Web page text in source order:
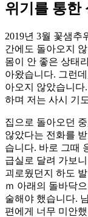
위기를 통한
2019년 3월 꽃샘추
간에도 돌아오지
몸이 안 좋은 상태
아왔습니다. 그런
아오지 않았습니다
하며 저는 사시 기
집으로 돌아오던
않았다는 전화를
습니다. 바로 그때
급실로 달려 가보
괴로웠던지 하도
ｍ 아래의 돌바닥
술해야 했습니다.
편에게 너무 미안